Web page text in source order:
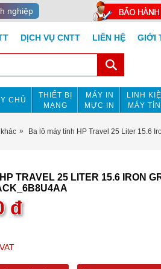
nghiệp
DỊCH VỤ CNTT LIÊN HỆ GIỚI
CHỦ
THIẾT BỊ
MẠNG
MÁY IN
MỰC IN
LINH
MÁY
Ba lô máy tính HP Travel 25 Liter 15.6
TRAVEL 25 LITER 15.6 IRON
đ